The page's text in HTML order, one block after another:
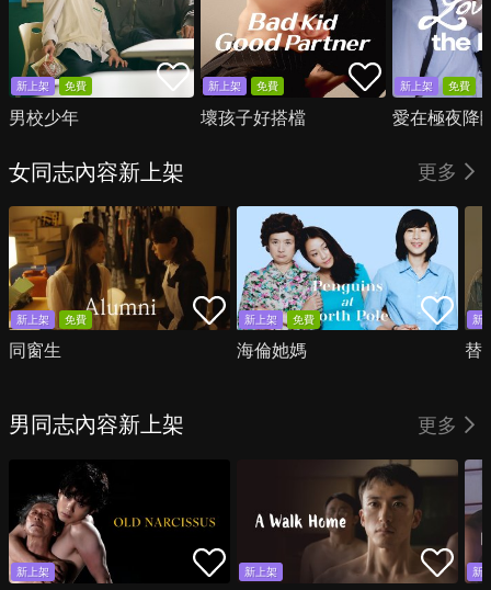
新上架 免費
男校少年
新上架 免費
壞孩子好搭檔
新上架 免費
愛在極夜降
女同志內容新上架 更多
新上架 免費
同窗生
新上架 免費
海倫她媽
新
替
男同志內容新上架 更多
新上架 新上架 新